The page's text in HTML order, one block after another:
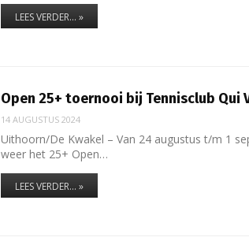
LEES VERDER... »
Open 25+ toernooi bij Tennisclub Qui
14 AUGUSTUS 2024
Uithoorn/De Kwakel – Van 24 augustus t/m 1
weer het 25+ Open…
LEES VERDER... »